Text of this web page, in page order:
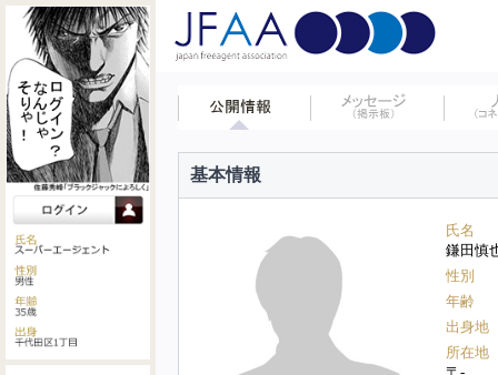
基本情報
氏名
鎌田慎
性別
年齢
出身地
所在地